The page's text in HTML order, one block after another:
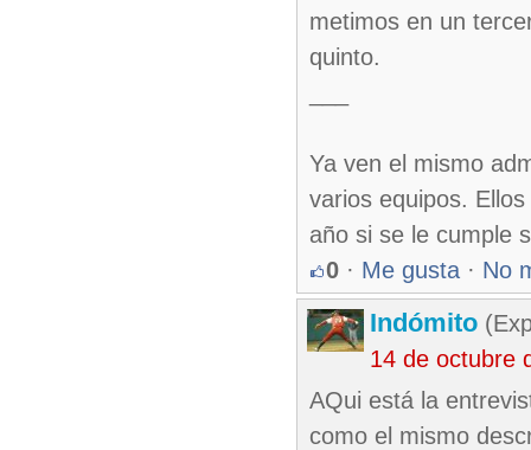
metimos en un
quinto.
Ya ven el mismo
varios equipos.
año si se le cumple
0 · Me gusta · No
Indómito
14 de octubre
AQui está la
como el mismo